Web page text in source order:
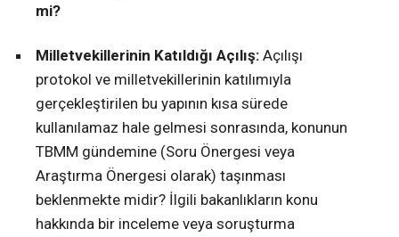
mi?
Milletvekillerinin Katıldığı Açılış: Açılışı
protokol ve milletvekillerinin katılımıyla
gerçekleştirilen bu yapının kısa sürede
kullanılamaz hale gelmesi sonrasında, konunun
TBMM gündemine (Soru Önergesi veya
Araştırma Önergesi olarak) taşınması
beklenmekte midir? İlgili bakanlıkların konu
hakkında bir inceleme veya soruşturma